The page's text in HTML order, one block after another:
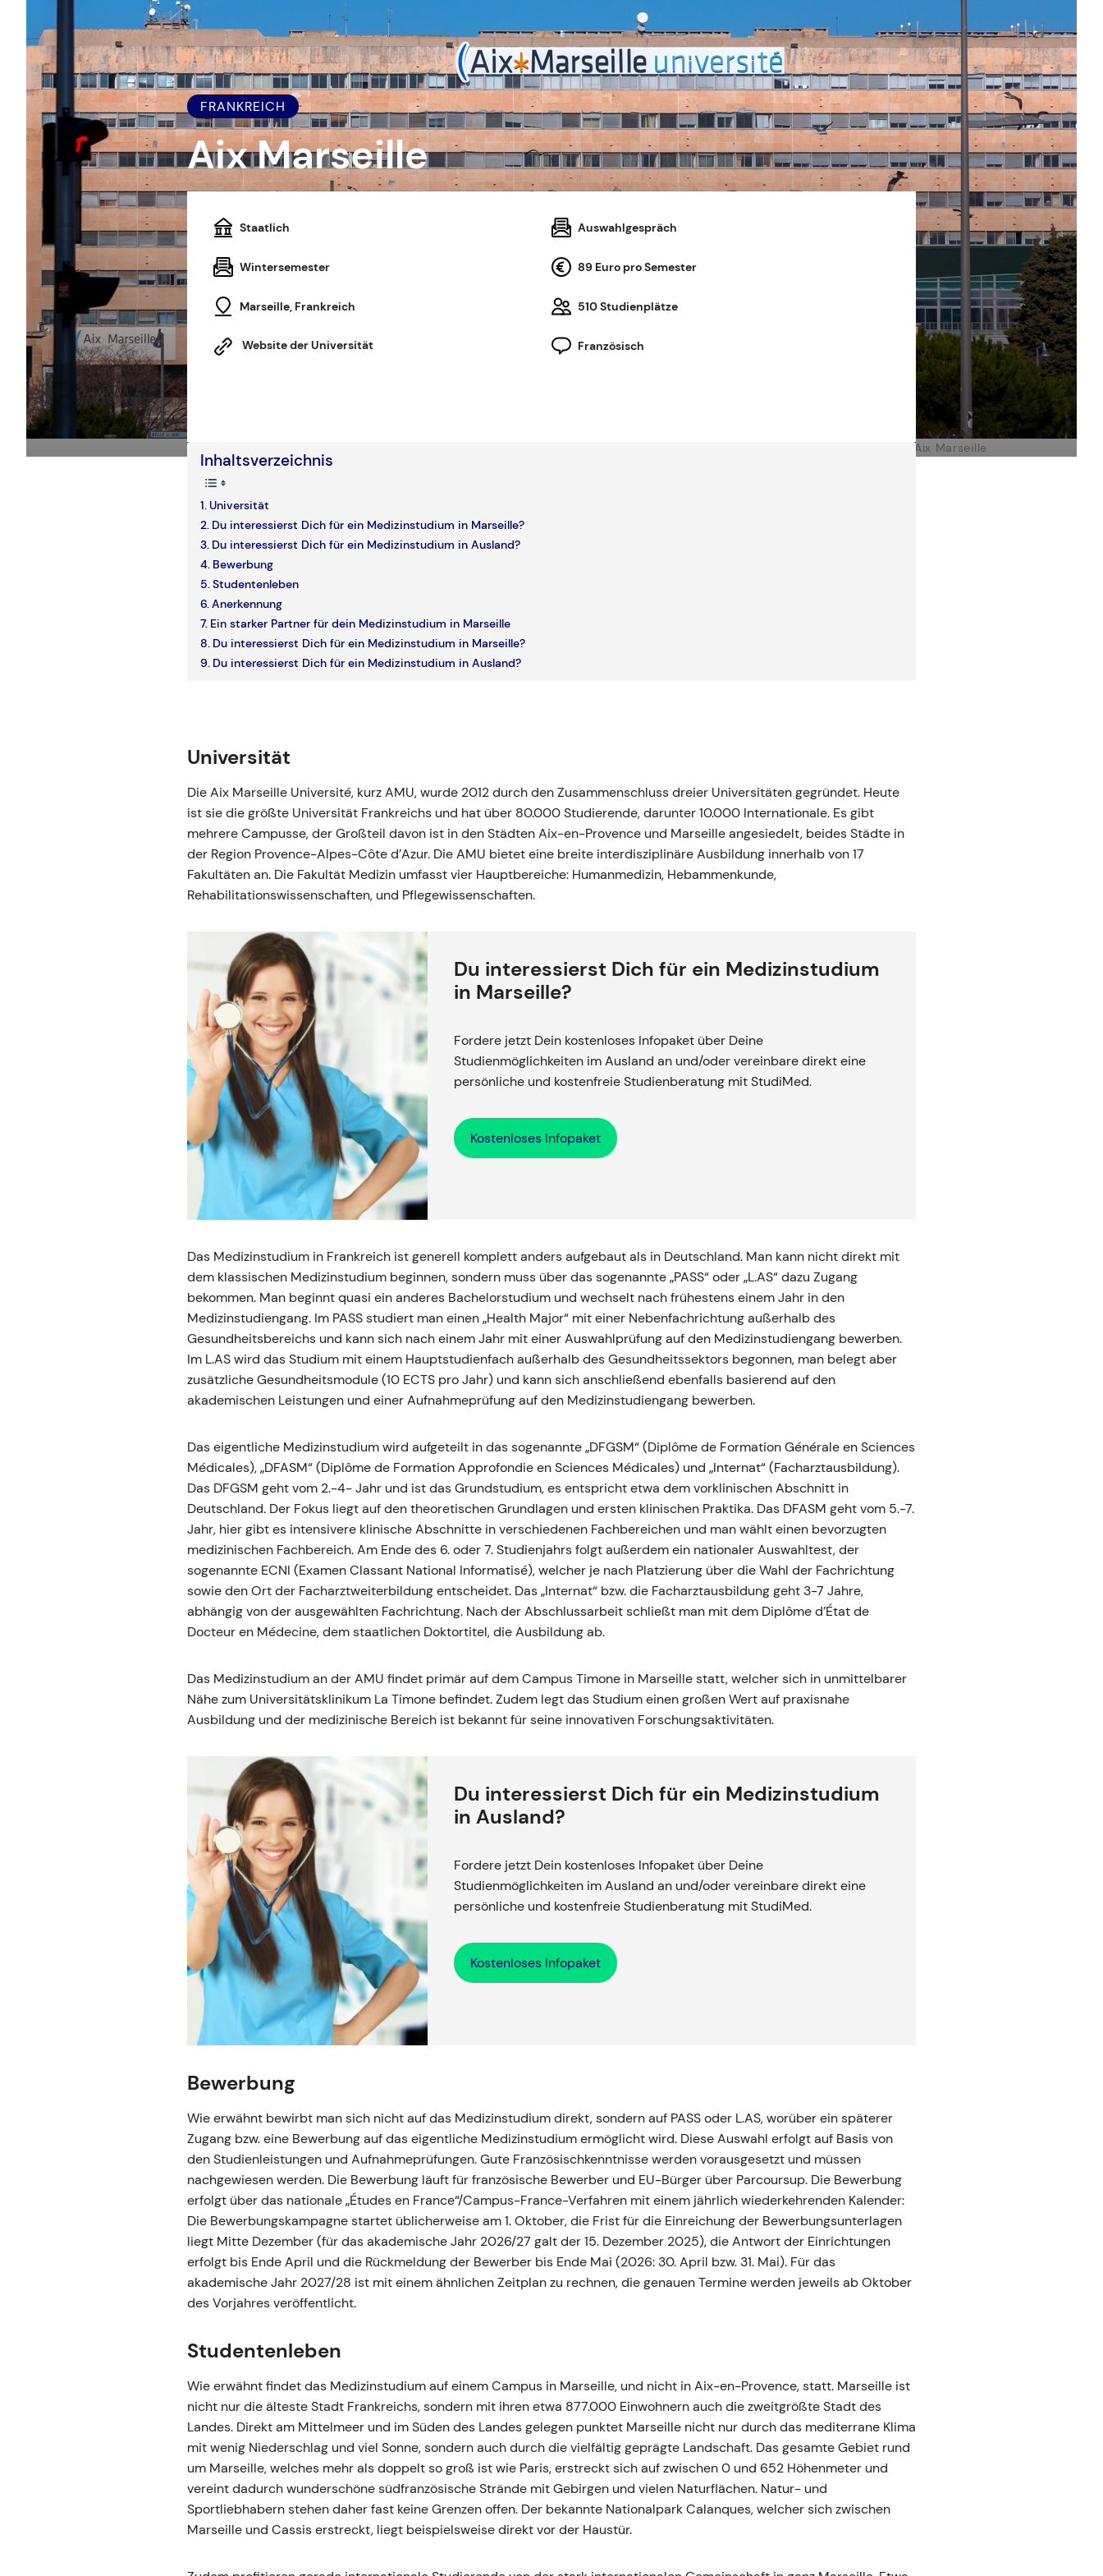
Aix Marseille
FRANKREICH
Aix Marseille
Staatlich Auswahlgespräch
Wintersemester 89 Euro pro Semester
Marseille, Frankreich 510 Studienplätze
Website der Universität Französisch
Inhaltsverzeichnis
Universität
Du interessierst Dich für ein Medizinstudium in Marseille?
Du interessierst Dich für ein Medizinstudium in Ausland?
Bewerbung
Studentenleben
Anerkennung
Ein starker Partner für dein Medizinstudium in Marseille
Du interessierst Dich für ein Medizinstudium in Marseille?
Du interessierst Dich für ein Medizinstudium in Ausland?
Universität
Die Aix Marseille Université, kurz AMU, wurde 2012 durch den Zusammenschluss dreier Universitäten gegründet. Heute
ist sie die größte Universität Frankreichs und hat über 80.000 Studierende, darunter 10.000 Internationale. Es gibt
mehrere Campusse, der Großteil davon ist in den Städten Aix-en-Provence und Marseille angesiedelt, beides Städte in
der Region Provence-Alpes-Côte d’Azur. Die AMU bietet eine breite interdisziplinäre Ausbildung innerhalb von 17
Fakultäten an. Die Fakultät Medizin umfasst vier Hauptbereiche: Humanmedizin, Hebammenkunde,
Rehabilitationswissenschaften, und Pflegewissenschaften.
Du interessierst Dich für ein Medizinstudium
in Marseille?
Fordere jetzt Dein kostenloses Infopaket über Deine
Studienmöglichkeiten im Ausland an und/oder vereinbare direkt eine
persönliche und kostenfreie Studienberatung mit StudiMed.
Kostenloses Infopaket
Das Medizinstudium in Frankreich ist generell komplett anders aufgebaut als in Deutschland. Man kann nicht direkt mit
dem klassischen Medizinstudium beginnen, sondern muss über das sogenannte „PASS“ oder „L.AS“ dazu Zugang
bekommen. Man beginnt quasi ein anderes Bachelorstudium und wechselt nach frühestens einem Jahr in den
Medizinstudiengang. Im PASS studiert man einen „Health Major“ mit einer Nebenfachrichtung außerhalb des
Gesundheitsbereichs und kann sich nach einem Jahr mit einer Auswahlprüfung auf den Medizinstudiengang bewerben.
Im L.AS wird das Studium mit einem Hauptstudienfach außerhalb des Gesundheitssektors begonnen, man belegt aber
zusätzliche Gesundheitsmodule (10 ECTS pro Jahr) und kann sich anschließend ebenfalls basierend auf den
akademischen Leistungen und einer Aufnahmeprüfung auf den Medizinstudiengang bewerben.
Das eigentliche Medizinstudium wird aufgeteilt in das sogenannte „DFGSM“ (Diplôme de Formation Générale en Sciences
Médicales), „DFASM“ (Diplôme de Formation Approfondie en Sciences Médicales) und „Internat“ (Facharztausbildung).
Das DFGSM geht vom 2.-4- Jahr und ist das Grundstudium, es entspricht etwa dem vorklinischen Abschnitt in
Deutschland. Der Fokus liegt auf den theoretischen Grundlagen und ersten klinischen Praktika. Das DFASM geht vom 5.-7.
Jahr, hier gibt es intensivere klinische Abschnitte in verschiedenen Fachbereichen und man wählt einen bevorzugten
medizinischen Fachbereich. Am Ende des 6. oder 7. Studienjahrs folgt außerdem ein nationaler Auswahltest, der
sogenannte ECNI (Examen Classant National Informatisé), welcher je nach Platzierung über die Wahl der Fachrichtung
sowie den Ort der Facharztweiterbildung entscheidet. Das „Internat“ bzw. die Facharztausbildung geht 3-7 Jahre,
abhängig von der ausgewählten Fachrichtung. Nach der Abschlussarbeit schließt man mit dem Diplôme d’État de
Docteur en Médecine, dem staatlichen Doktortitel, die Ausbildung ab.
Das Medizinstudium an der AMU findet primär auf dem Campus Timone in Marseille statt, welcher sich in unmittelbarer
Nähe zum Universitätsklinikum La Timone befindet. Zudem legt das Studium einen großen Wert auf praxisnahe
Ausbildung und der medizinische Bereich ist bekannt für seine innovativen Forschungsaktivitäten.
Du interessierst Dich für ein Medizinstudium
in Ausland?
Fordere jetzt Dein kostenloses Infopaket über Deine
Studienmöglichkeiten im Ausland an und/oder vereinbare direkt eine
persönliche und kostenfreie Studienberatung mit StudiMed.
Kostenloses Infopaket
Bewerbung
Wie erwähnt bewirbt man sich nicht auf das Medizinstudium direkt, sondern auf PASS oder L.AS, worüber ein späterer
Zugang bzw. eine Bewerbung auf das eigentliche Medizinstudium ermöglicht wird. Diese Auswahl erfolgt auf Basis von
den Studienleistungen und Aufnahmeprüfungen. Gute Französischkenntnisse werden vorausgesetzt und müssen
nachgewiesen werden. Die Bewerbung läuft für französische Bewerber und EU-Bürger über Parcoursup. Die Bewerbung
erfolgt über das nationale „Études en France“/Campus-France-Verfahren mit einem jährlich wiederkehrenden Kalender:
Die Bewerbungskampagne startet üblicherweise am 1. Oktober, die Frist für die Einreichung der Bewerbungsunterlagen
liegt Mitte Dezember (für das akademische Jahr 2026/27 galt der 15. Dezember 2025), die Antwort der Einrichtungen
erfolgt bis Ende April und die Rückmeldung der Bewerber bis Ende Mai (2026: 30. April bzw. 31. Mai). Für das
akademische Jahr 2027/28 ist mit einem ähnlichen Zeitplan zu rechnen, die genauen Termine werden jeweils ab Oktober
des Vorjahres veröffentlicht.
Studentenleben
Wie erwähnt findet das Medizinstudium auf einem Campus in Marseille, und nicht in Aix-en-Provence, statt. Marseille ist
nicht nur die älteste Stadt Frankreichs, sondern mit ihren etwa 877.000 Einwohnern auch die zweitgrößte Stadt des
Landes. Direkt am Mittelmeer und im Süden des Landes gelegen punktet Marseille nicht nur durch das mediterrane Klima
mit wenig Niederschlag und viel Sonne, sondern auch durch die vielfältig geprägte Landschaft. Das gesamte Gebiet rund
um Marseille, welches mehr als doppelt so groß ist wie Paris, erstreckt sich auf zwischen 0 und 652 Höhenmeter und
vereint dadurch wunderschöne südfranzösische Strände mit Gebirgen und vielen Naturflächen. Natur- und
Sportliebhabern stehen daher fast keine Grenzen offen. Der bekannte Nationalpark Calanques, welcher sich zwischen
Marseille und Cassis erstreckt, liegt beispielsweise direkt vor der Haustür.